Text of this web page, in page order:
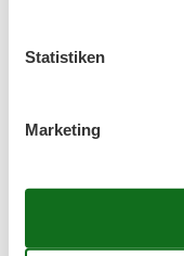
Statistiken
Marketing